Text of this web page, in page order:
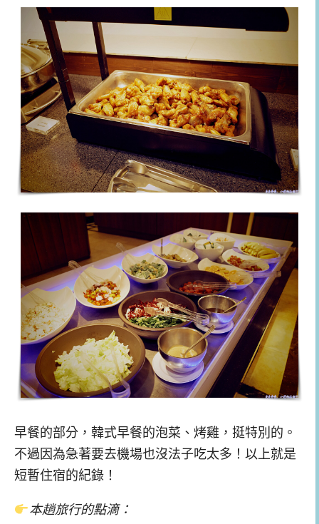
早餐的部分，韓式早餐的泡菜、烤雞，挺特別的。
不過因為急著要去機場也沒法子吃太多！以上就是
短暫住宿的紀錄！
本趟旅行的點滴：